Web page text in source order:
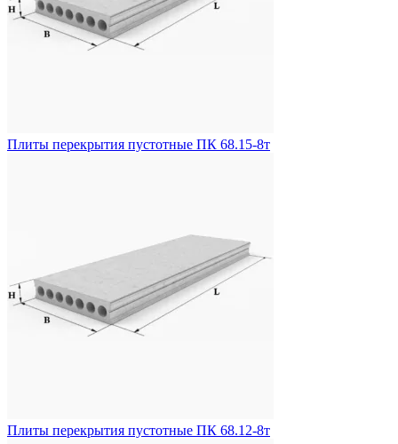
Плиты перекрытия пустотные ПК 68.15-8т
Плиты перекрытия пустотные ПК 68.12-8т